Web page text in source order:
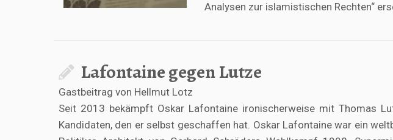
Analysen zur islamistischen Rechten“
Lafontaine gegen Lutze
Gastbeitrag von Hellmut Lotz
Seit 2013 bekämpft Oskar Lafontaine ironischerweise mit Thomas
Kandidaten, den er selbst geschaffen hat. Oskar Lafontaine war ein